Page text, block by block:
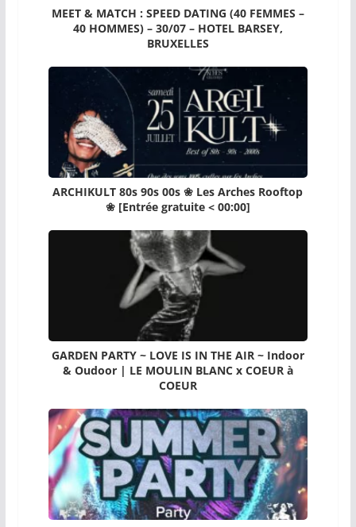
MEET & MATCH : SPEED DATING (40 FEMMES –
40 HOMMES) – 30/07 – HOTEL BARSEY,
BRUXELLES
ARCHIKULT 80s 90s 00s ❀ Les Arches Rooftop
❀ [Entrée gratuite < 00:00]
GARDEN PARTY ~ LOVE IS IN THE AIR ~ Indoor
& Oudoor | LE MOULIN BLANC x COEUR à
COEUR